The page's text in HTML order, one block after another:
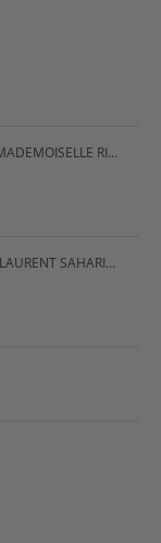
PARFUM NINA RICCI MADEMOISELLE RICCI
PARFUM YVES SAINT LAURENT SAHARIENNE